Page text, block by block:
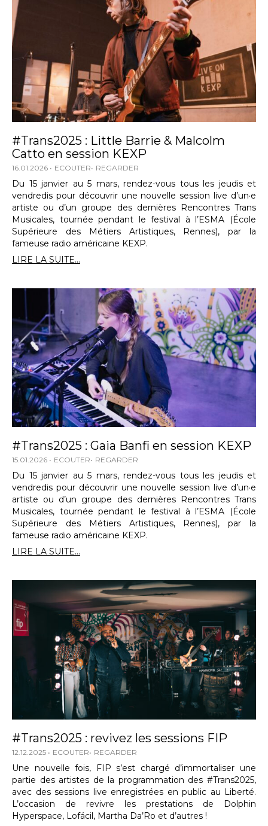
#Trans2025 : Little Barrie & Malcolm
Catto en session KEXP
16.01.2026 ECOUTER REGARDER
Du 15 janvier au 5 mars, rendez-vous tous les jeudis et
vendredis pour découvrir une nouvelle session live d’un·e
artiste ou d’un groupe des dernières Rencontres Trans
Musicales, tournée pendant le festival à l’ESMA (École
Supérieure des Métiers Artistiques, Rennes), par la
fameuse radio américaine KEXP.
LIRE LA SUITE...
#Trans2025 : Gaia Banfi en session KEXP
15.01.2026 ECOUTER REGARDER
Du 15 janvier au 5 mars, rendez-vous tous les jeudis et
vendredis pour découvrir une nouvelle session live d’un·e
artiste ou d’un groupe des dernières Rencontres Trans
Musicales, tournée pendant le festival à l’ESMA (École
Supérieure des Métiers Artistiques, Rennes), par la
fameuse radio américaine KEXP.
LIRE LA SUITE...
#Trans2025 : revivez les sessions FIP
12.12.2025 ECOUTER REGARDER
Une nouvelle fois, FIP s’est chargé d’immortaliser une
partie des artistes de la programmation des #Trans2025,
avec des sessions live enregistrées en public au Liberté.
L’occasion de revivre les prestations de Dolphin
Hyperspace, Lofácil, Martha Da’Ro et d’autres !